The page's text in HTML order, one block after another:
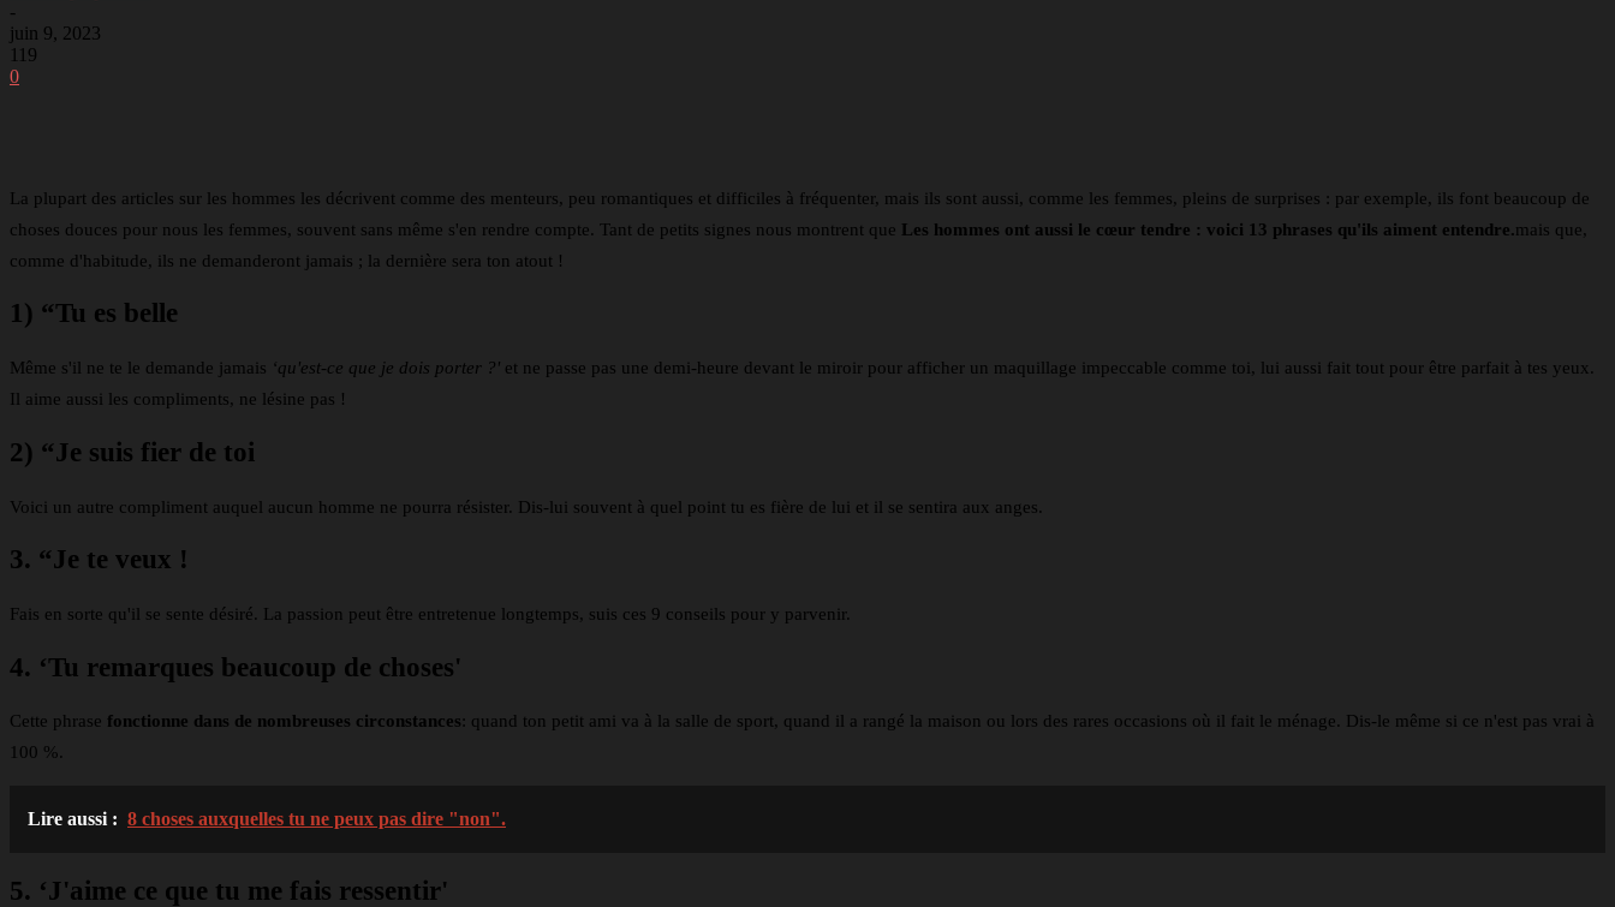
-
juin 9, 2023
119
0
La plupart des articles sur les hommes les décrivent comme des menteurs, peu romantiques et difficiles à fréquenter, mais ils sont aussi, comme les femmes, pleins de surprises : par exemple, ils font beaucoup de
choses douces pour nous les femmes, souvent sans même s'en rendre compte. Tant de petits signes nous montrent que Les hommes ont aussi le cœur tendre : voici 13 phrases qu'ils aiment entendre.mais que,
comme d'habitude, ils ne demanderont jamais ; la dernière sera ton atout !
1) “Tu es belle
Même s'il ne te le demande jamais ‘qu'est-ce que je dois porter ?' et ne passe pas une demi-heure devant le miroir pour afficher un maquillage impeccable comme toi, lui aussi fait tout pour être parfait à tes yeux.
Il aime aussi les compliments, ne lésine pas !
2) “Je suis fier de toi
Voici un autre compliment auquel aucun homme ne pourra résister. Dis-lui souvent à quel point tu es fière de lui et il se sentira aux anges.
3. “Je te veux !
Fais en sorte qu'il se sente désiré. La passion peut être entretenue longtemps, suis ces 9 conseils pour y parvenir.
4. ‘Tu remarques beaucoup de choses'
Cette phrase fonctionne dans de nombreuses circonstances: quand ton petit ami va à la salle de sport, quand il a rangé la maison ou lors des rares occasions où il fait le ménage. Dis-le même si ce n'est pas vrai à
100 %.
Lire aussi : 8 choses auxquelles tu ne peux pas dire "non".
5. ‘J'aime ce que tu me fais ressentir'